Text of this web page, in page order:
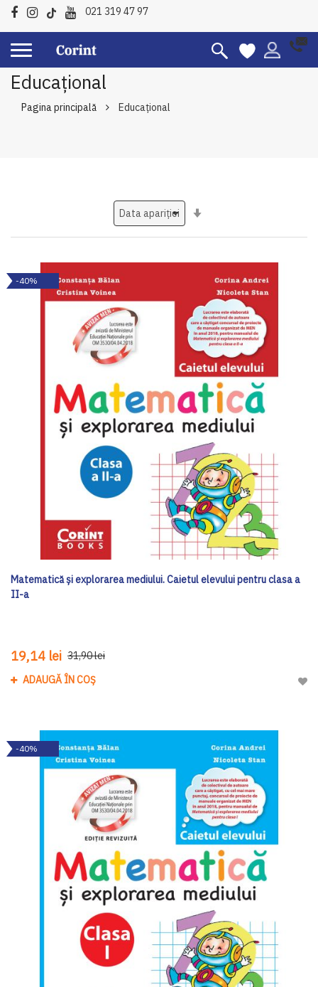
021 319 47 97
Educațional
Pagina principală Educațional
-40%
Matematică şi explorarea mediului. Caietul elevului pentru clasa a
II-a
19,14 lei 31,90 lei
ADAUGĂ ÎN COȘ
-40%